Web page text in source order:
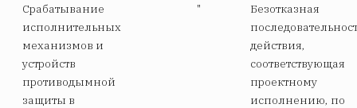
Срабатывание
исполнительных
механизмов и
устройств
противодымной
защиты в
"
Безотказная
действия,
соответствующая
проектному
исполнению, по